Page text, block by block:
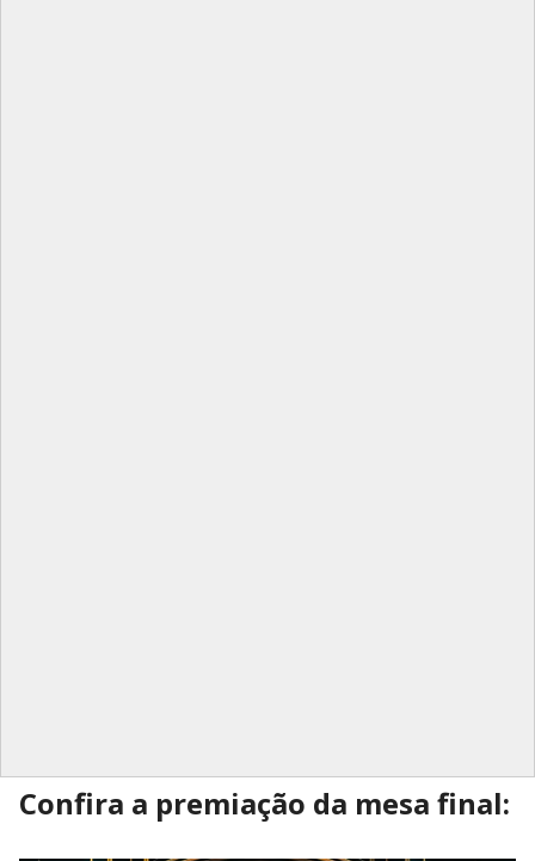
Confira a premiação da mesa final: